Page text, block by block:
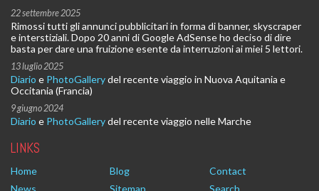
22 settembre 2025
Rimossi tutti gli annunci pubblicitari in forma di banner, skyscraper
e interstiziali. Dopo 20 anni di Google AdSense ho deciso di dire
basta per dare una fruizione esente da interruzioni ai miei 5 lettori.
13 luglio 2025
Diario e PhotoGallerydel recente viaggio in Nuova Aquitania e
Occitania (Francia)
9 giugno 2024
Diario e PhotoGallerydel recente viaggio nelle Marche
LINKS
Home Blog
Contact
News
Sitemap
Search